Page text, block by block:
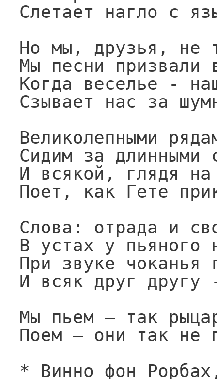
Слетает нагло с
Но мы, друзья, не
Мы песни призвали
Когда веселье -
Сзывает нас за
Великолепными
Сидим за длинными
И всякой, глядя
Поет, как Гете
Слова: отрада и
В устах у пьяного
При звуке чоканья
И всяк друг
Мы пьем — так
Поем — они так не
* Винно фон